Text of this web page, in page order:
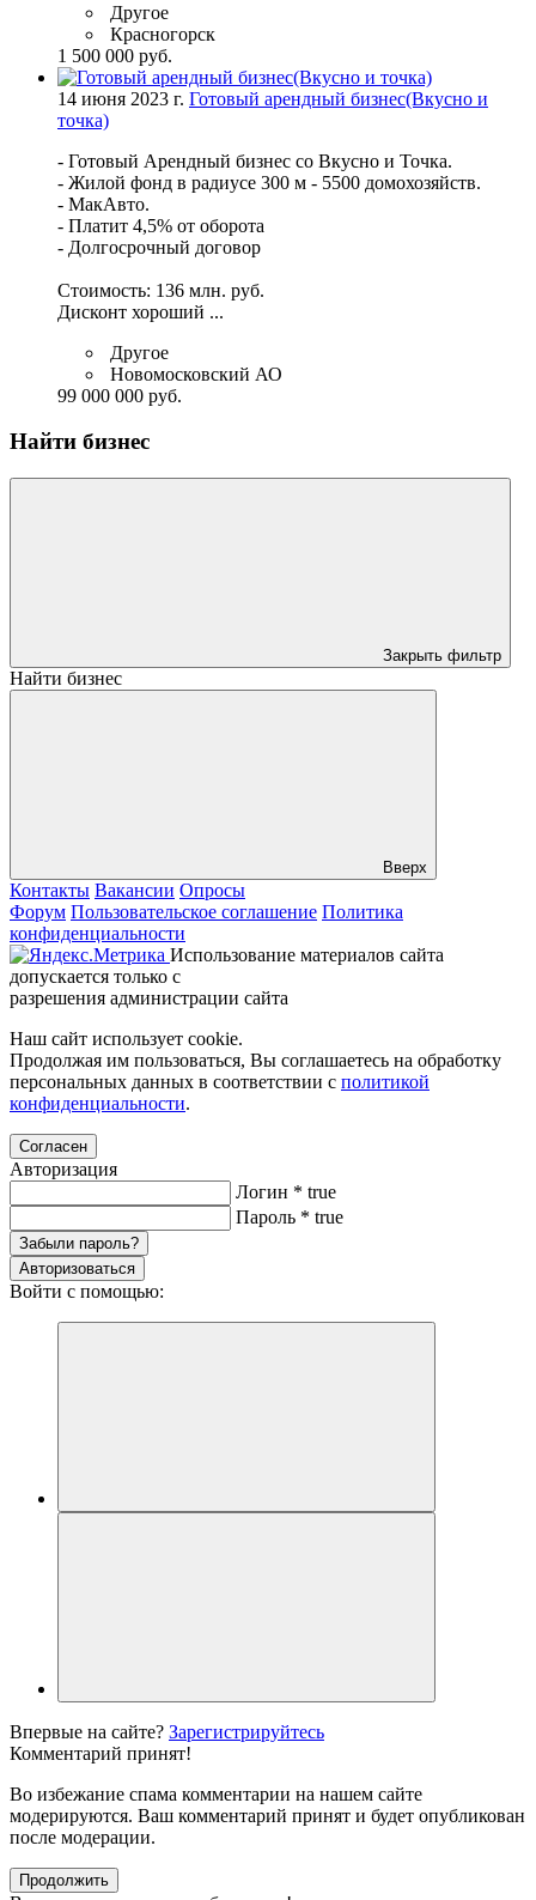
Другое
Красногорск
1 500 000 руб.
14 июня 2023 г. Готовый арендный бизнес(Вкусно и
точка)
- Готовый Арендный бизнес со Вкусно и Точка.
- Жилой фонд в радиусе 300 м - 5500 домохозяйств.
- МакАвто.
- Платит 4,5% от оборота
- Долгосрочный договор
Стоимость: 136 млн. руб.
Дисконт хороший ...
Другое
Новомосковский АО
99 000 000 руб.
Найти бизнес
Закрыть фильтр
Найти бизнес
Вверх
Контакты Вакансии Опросы
Форум Пользовательское соглашение Политика
конфиденциальности
Использование материалов сайта
допускается только с
разрешения администрации сайта
Наш сайт использует cookie.
Продолжая им пользоваться, Вы соглашаетесь на обработку
персональных данных в соответствии с политикой
конфиденциальности.
Согласен
Авторизация
Логин * true
Пароль * true
Забыли пароль?
Авторизоваться
Войти с помощью:
Впервые на сайте? Зарегистрируйтесь
Комментарий принят!
Во избежание спама комментарии на нашем сайте
модерируются. Ваш комментарий принят и будет опубликован
после модерации.
Продолжить